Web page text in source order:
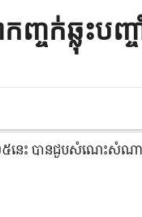
ញ្ចក់ឆ្លុះប
២៥នេះ បានជួបសំណេះសំ